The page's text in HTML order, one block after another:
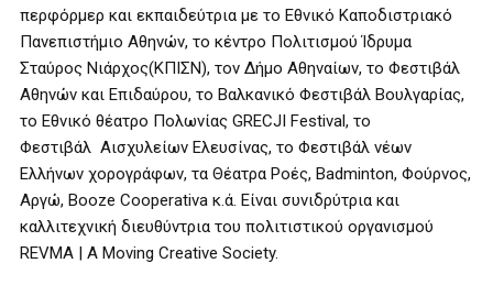
περφόρμερ και εκπαιδεύτρια με το Εθνικό Καποδιστριακό
Πανεπιστήμιο Αθηνών, το κέντρο Πολιτισμού Ίδρυμα
Σταύρος Νιάρχος(ΚΠΙΣΝ), τον Δήμο Αθηναίων, το Φεστιβάλ
Αθηνών και Επιδαύρου, το Βαλκανικό Φεστιβάλ Βουλγαρίας,
το Εθνικό θέατρο Πολωνίας GRECJI Festival, το
Φεστιβάλ Αισχυλείων Ελευσίνας, το Φεστιβάλ νέων
Ελλήνων χορογράφων, τα Θέατρα Ροές, Badminton, Φούρνος,
Αργώ, Booze Cooperativa κ.ά. Είναι συνιδρύτρια και
καλλιτεχνική διευθύντρια του πολιτιστικού οργανισμού
REVMA | A Moving Creative Society.